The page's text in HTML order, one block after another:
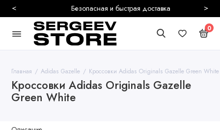
Безопасная и быстрая доставка
< >
0
Главная Adidas Gazelle Кроссовки Adidas Originals Gazelle Green White
Кроссовки Adidas Originals Gazelle
Green White